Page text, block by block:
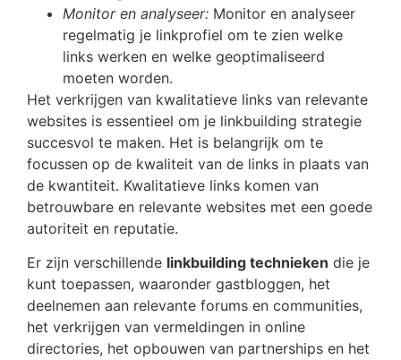
Monitor en analyseer: Monitor en analyseer
regelmatig je linkprofiel om te zien welke
links werken en welke geoptimaliseerd
moeten worden.
Het verkrijgen van kwalitatieve links van relevante
websites is essentieel om je linkbuilding strategie
succesvol te maken. Het is belangrijk om te
focussen op de kwaliteit van de links in plaats van
de kwantiteit. Kwalitatieve links komen van
betrouwbare en relevante websites met een goede
autoriteit en reputatie.
Er zijn verschillende linkbuilding technieken die je
kunt toepassen, waaronder gastbloggen, het
deelnemen aan relevante forums en communities,
het verkrijgen van vermeldingen in online
directories, het opbouwen van partnerships en het